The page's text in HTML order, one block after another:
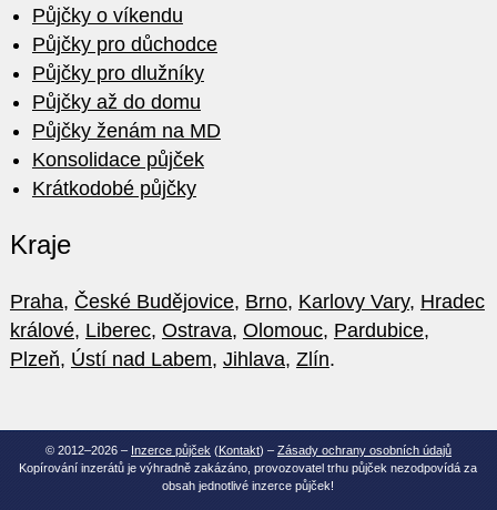
Půjčky o víkendu
Půjčky pro důchodce
Půjčky pro dlužníky
Půjčky až do domu
Půjčky ženám na MD
Konsolidace půjček
Krátkodobé půjčky
Kraje
Praha, České Budějovice, Brno, Karlovy Vary, Hradec
králové, Liberec, Ostrava, Olomouc, Pardubice,
Plzeň, Ústí nad Labem, Jihlava, Zlín.
© 2012–2026 – Inzerce půjček (Kontakt) – Zásady ochrany osobních údajů
Kopírování inzerátů je výhradně zakázáno, provozovatel trhu půjček nezodpovídá za
obsah jednotlivé inzerce půjček!